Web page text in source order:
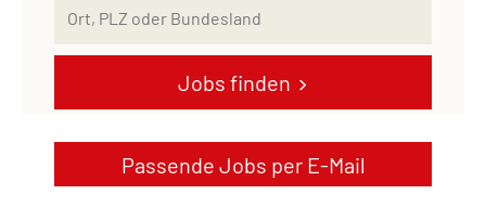
Passende Jobs per E-Mail
Jobs finden